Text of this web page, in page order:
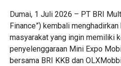
Dumai, 1 Juli 2026 – PT BRI
Finance”) kembali
masyarakat yang ingin memiliki
penyelenggaraan Mini Expo
bersama BRI KKB dan